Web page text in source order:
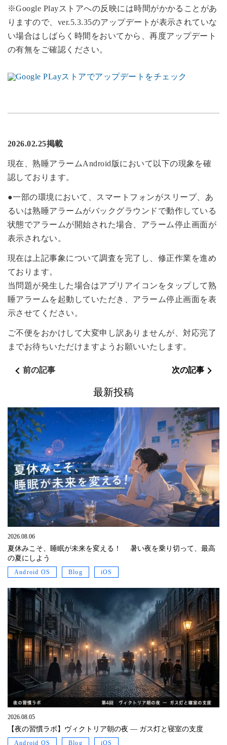
※Google Playストアへの反映には時間がかかることがあ
りますので、ver.5.3.35のアップデートが表示されていな
い場合はしばらく時間をおいてから、再度アップデート
の有無をご確認ください。
2026.02.25掲載
現在、熟睡アラームAndroid版において以下の現象を確
認しております。
●一部の環境において、スマートフォンがスリープ、あ
るいは熟睡アラームがバックグラウンドで動作している
状態でアラームが開始された場合、アラーム停止画面が
表示されない。
現在は上記事象について調査を完了し、修正作業を進め
ております。
当問題が発生した場合はアプリアイコンをタップして熟
睡アラームを起動していただき、アラーム停止画面を表
示させてください。
ご不便をおかけして大変申し訳ありませんが、対応完了
までお待ちいただけますようお願いいたします。
前の記事 次の記事
最新投稿
2026.08.06
夏休みこそ、睡眠が未来を変える！ 暑い夜を乗り切って、最高
の夏にしよう
Android OS Blog iOS
2026.08.05
【夜の習慣ラボ】ヴィクトリア朝の夜 ― ガス灯と寝室の支度
Android OS Blog iOS